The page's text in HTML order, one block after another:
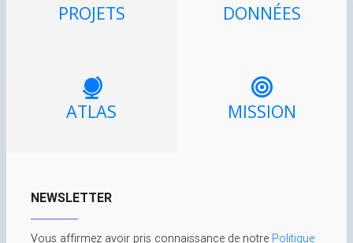
PROJETS DONNÉES
ATLAS MISSION
NEWSLETTER
Vous affirmez avoir pris connaissance de notre Politique